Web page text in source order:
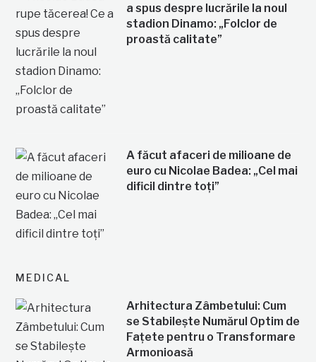
a spus despre lucrările la noul
stadion Dinamo: „Folclor de
proastă calitate”
A făcut afaceri de milioane de
euro cu Nicolae Badea: „Cel mai
dificil dintre toți”
MEDICAL
Arhitectura Zâmbetului: Cum
se Stabilește Numărul Optim de
Fațete pentru o Transformare
Armonioasă